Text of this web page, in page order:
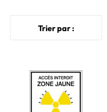
Trier par :